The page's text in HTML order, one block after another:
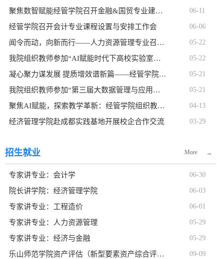
聚焦数智赋能经管学院召开金融&国贸专业建设研讨会 06-11
经管学院召开会计专业课程设置与安排工作会 06-06
闻令而动，向新而行——人力资源管理专业召开专业建设研讨会 05-22
我院组织教师参加“AI赋能时代下高校实验室安全与实验教学创... 05-22
凝心聚力谋发展 提质增效谱新篇——经管学院召开工程造价专业... 05-21
我院组织教师参加“第三届大数据管理与应用专业课程体系”培训会 05-21
聚焦AI赋能，探索教学革新：经管学院组织教师参加人工智能赋... 04-13
经济管理学院赴成都实践基地开展校企合作交流 03-29
招生就业 More →
专家讲专业：会计学 06-30
院长讲学院：经济管理学院 06-03
专家讲专业：工程造价 06-01
专家讲专业：人力资源管理 05-29
专家讲专业：经济与金融 05-29
乐山师范学院资产评估（新型要素资产综合评估）微专业招生简章 09-09